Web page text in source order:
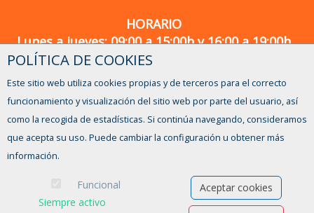
HORARIO
Lunes a jueves: 09:00 a 15:00h y 16:00 a 19:00h
Viernes: 09:00 a 14:00h
¿TIENES ALGUNA DUDA?
CONTACTO
POLÍTICA DE COOKIES
Este sitio web utiliza cookies propias y de terceros para el correcto
funcionamiento y visualización del sitio web por parte del usuario, así
como la recogida de estadísticas. Si continúa navegando, consideramos
que acepta su uso. Puede cambiar la configuración u obtener más
información.
Funcional
Siempre activo
Aceptar cookies